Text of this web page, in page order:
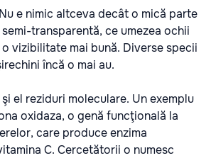
e nimic altceva decât o mică parte
transparentă, ce umezea ochii
vizibilitate mai bună. Diverse specii
încă o mai au.
el reziduri moleculare. Un exemplu
oxidaza, o genă funcţională la
care produce enzima
C. Cercetătorii o numesc